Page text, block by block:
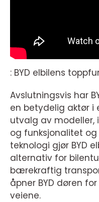
: BYD elbilens
Avslutningsvis har
en betydelig aktør i
utvalg av modeller,
og funksjonalitet
teknologi gjør BYD
alternativ for
bærekraftig
åpner BYD døren
veiene.